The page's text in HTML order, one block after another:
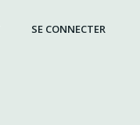
SE CONNECTER